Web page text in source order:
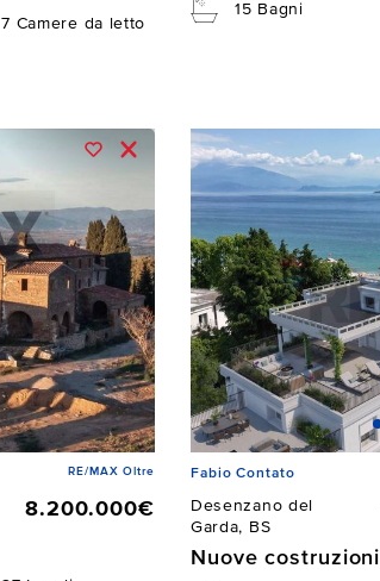
7 Camere da letto
15 Bagni
RE/MAX Oltre
8.200.000€
Fabio Contato
Desenzano del
Garda, BS
Nuove costruzioni